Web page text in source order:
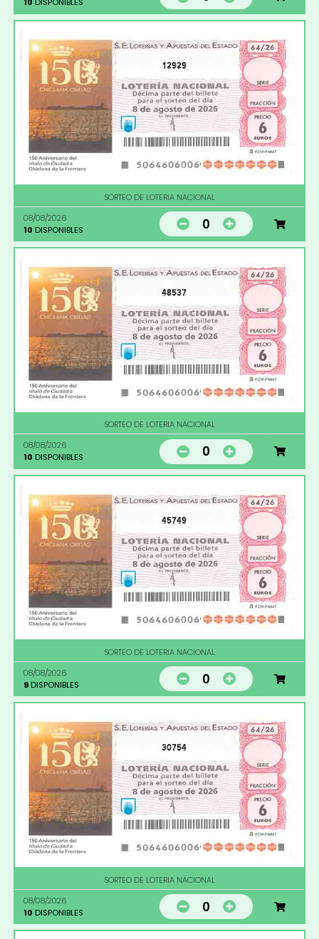
10 DISPONIBLES
12929
SORTEO DE LOTERIA NACIONAL
08/08/2026
10 DISPONIBLES 0
48537
SORTEO DE LOTERIA NACIONAL
08/08/2026
10 DISPONIBLES 0
45749
SORTEO DE LOTERIA NACIONAL
08/08/2026
9 DISPONIBLES 0
30754
SORTEO DE LOTERIA NACIONAL
08/08/2026
10 DISPONIBLES 0